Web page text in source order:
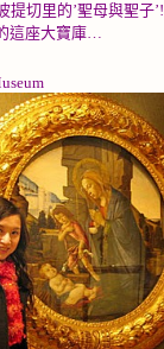
提切里的’聖母與聖子’!
這座大寶庫…